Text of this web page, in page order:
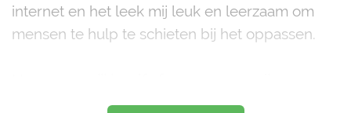
internet en het leek mij leuk en leerzaam om
mensen te hulp te schieten bij het oppassen.
motivatie vandaan komt. Ik kom zelf uit een